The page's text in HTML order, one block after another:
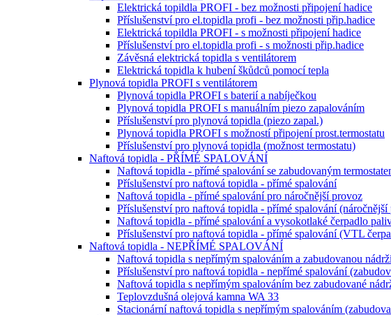
Elektrická topildla PROFI - bez možnosti připojení hadice
Příslušenství pro el.topidla profi - bez možnosti přip.hadice
Elektrická topildla PROFI - s možnosti připojení hadice
Příslušenství pro el.topidla profi - s možnosti přip.hadice
Závěsná elektrická topidla s ventilátorem
Elektrická topidla k hubení škůdců pomocí tepla
Plynová topidla PROFI s ventilátorem
Plynová topidla PROFI s baterií a nabíječkou
Plynová topidla PROFI s manuálním piezo zapalováním
Příslušenství pro plynová topidla (piezo zapal.)
Plynová topidla PROFI s možností připojení prost.termostatu
Příslušenství pro plynová topidla (možnost termostatu)
Naftová topidla - PŘÍMÉ SPALOVÁNÍ
Naftová topidla - přímé spalování se zabudovaným
Příslušenství pro naftová topidla - přímé spalování
Naftová topidla - přímé spalování pro náročnější provoz
Příslušenství pro naftová topidla - přímé spalování (náročnější
Naftová topidla - přímé spalování a vysokotlaké čerpadlo
Příslušenství pro naftová topidla - přímé spalování (VTL
Naftová topidla - NEPŘÍMÉ SPALOVÁNÍ
Naftová topidla s nepřímým spalováním a zabudovanou
Příslušenství pro naftová topidla - nepřímé spalování
Naftová topidla s nepřímým spalováním bez zabudované
Teplovzdušná olejová kamna WA 33
Stacionární naftová topidla s nepřímým spalováním